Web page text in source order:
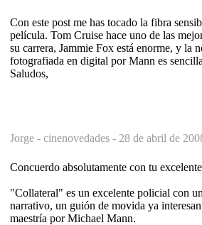
Con este post me has tocado la fibra
película. Tom Cruise hace uno de las
su carrera, Jammie Fox está enorme, y la
fotografiada en digital por Mann es
Saludos,
Jorge - cinenovedades - 28 de abril de
Concuerdo absolutamente con tu
"Collateral" es un excelente policial con
narrativo, un guión de movida ya
maestría por Michael Mann.